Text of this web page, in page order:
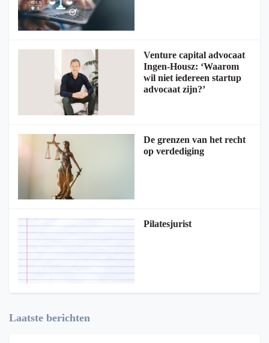
Venture capital advocaat
Ingen-Housz: ‘Waarom
wil niet iedereen startup
advocaat zijn?’
De grenzen van het recht
op verdediging
Pilatesjurist
Laatste berichten